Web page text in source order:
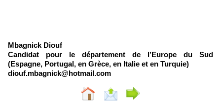
Mbagnick Diouf
Candidat pour le département de l’Europe du Sud
(Espagne, Portugal, en Grèce, en Italie et en Turquie)
diouf.mbagnick@hotmail.com